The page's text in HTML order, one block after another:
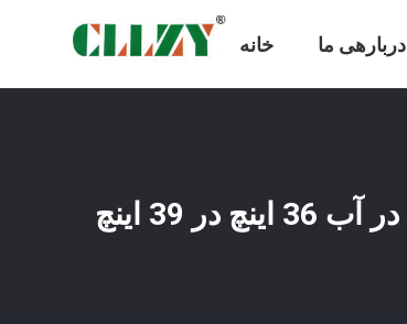
خانه دربارهی ما
کیسه های لباسشویی محلول در آب 36 اینچ در 39 اینچ